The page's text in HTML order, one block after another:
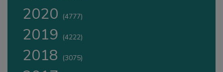
2020 (4777)
2019 (4222)
2018 (3075)